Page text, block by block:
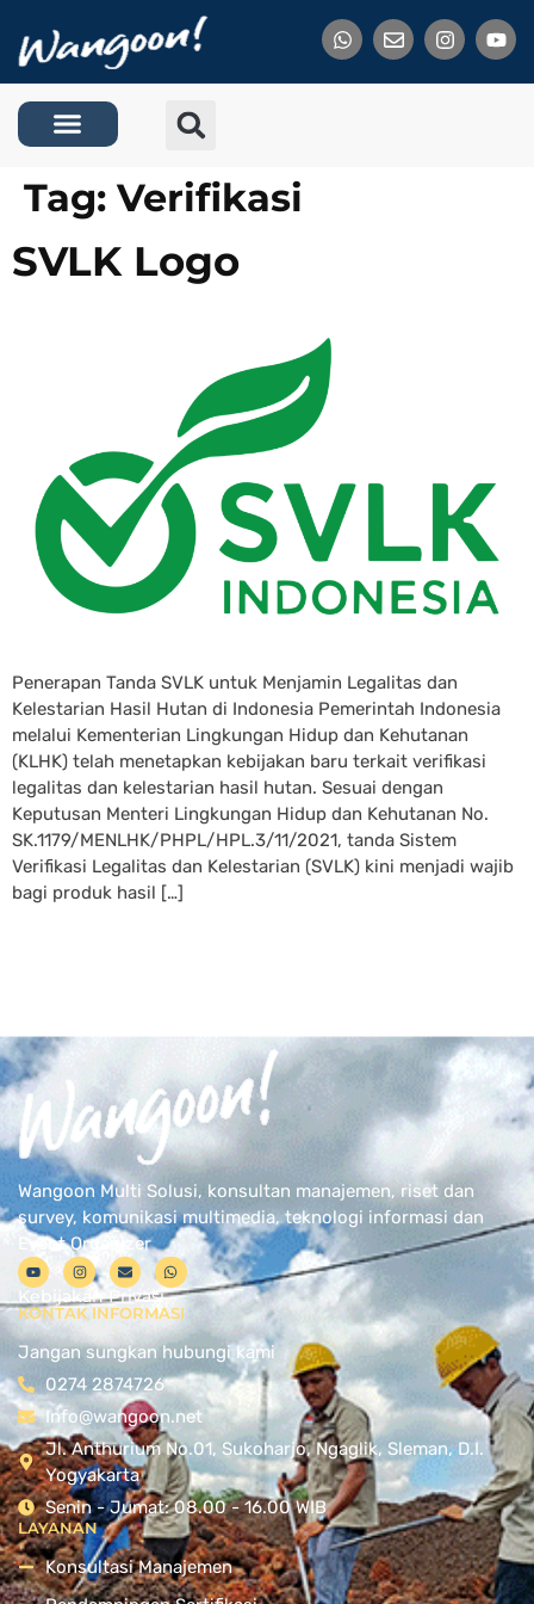
Tag: Verifikasi
SVLK Logo
Penerapan Tanda SVLK untuk Menjamin Legalitas dan
Kelestarian Hasil Hutan di Indonesia Pemerintah Indonesia
melalui Kementerian Lingkungan Hidup dan Kehutanan
(KLHK) telah menetapkan kebijakan baru terkait verifikasi
legalitas dan kelestarian hasil hutan. Sesuai dengan
Keputusan Menteri Lingkungan Hidup dan Kehutanan No.
SK.1179/MENLHK/PHPL/HPL.3/11/2021, tanda Sistem
Verifikasi Legalitas dan Kelestarian (SVLK) kini menjadi wajib
bagi produk hasil […]
Wangoon Multi Solusi, konsultan manajemen, riset dan
survey, komunikasi multimedia, teknologi informasi dan
Event Organizer
Kebijakan Privasi
KONTAK INFORMASI
Jangan sungkan hubungi kami
0274 2874726
Info@wangoon.net
Jl. Anthurium No.01, Sukoharjo, Ngaglik, Sleman, D.I.
Yogyakarta
Senin - Jumat: 08.00 - 16.00 WIB
LAYANAN
Konsultasi Manajemen